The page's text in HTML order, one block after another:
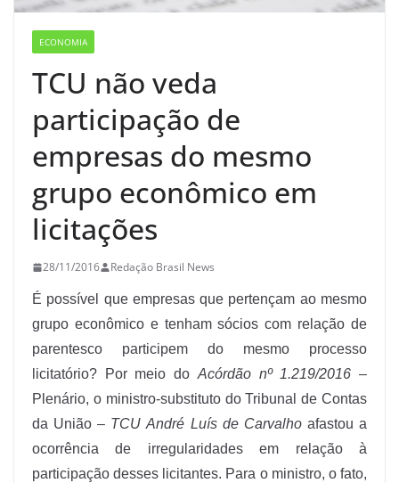
ECONOMIA
TCU não veda
participação de
empresas do mesmo
grupo econômico em
licitações
28/11/2016 Redação Brasil News
É possível que empresas que pertençam ao mesmo
grupo econômico e tenham sócios com relação de
parentesco participem do mesmo processo
licitatório? Por meio do Acórdão nº 1.219/2016 –
Plenário, o ministro-substituto do Tribunal de Contas
da União – TCU André Luís de Carvalhoafastou a
ocorrência de irregularidades em relação à
participação desses licitantes. Para o ministro, o fato,